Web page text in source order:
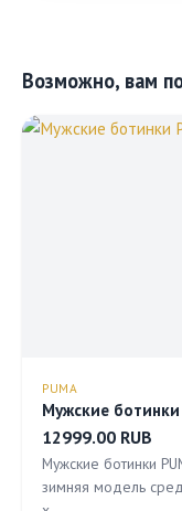
Возможно, вам
PUMA
Мужские ботинки
12999.00 RUB
Мужские ботинки
зимняя модель